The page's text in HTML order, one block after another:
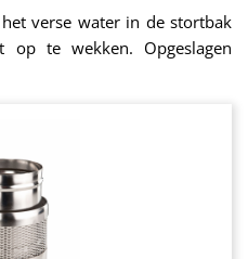
verse water in de stortbak
op te wekken. Opgeslagen